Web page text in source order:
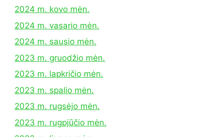
2024 m. kovo mėn.
2024 m. vasario mėn.
2024 m. sausio mėn.
2023 m. gruodžio mėn.
2023 m. lapkričio mėn.
2023 m. spalio mėn.
2023 m. rugsėjo mėn.
2023 m. rugpjūčio mėn.